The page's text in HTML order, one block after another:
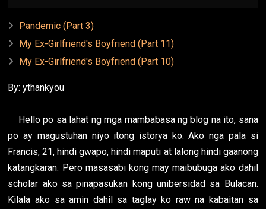
Pandemic (Part 3)
My Ex-Girlfriend's Boyfriend (Part 11)
My Ex-Girlfriend's Boyfriend (Part 10)
By: ythankyou
Hello po sa lahat ng mga mambabasa ng blog na ito, sana
po ay magustuhan niyo itong istorya ko. Ako nga pala si
Francis, 21, hindi gwapo, hindi maputi at lalong hindi gaanong
katangkaran. Pero masasabi kong may maibubuga ako dahil
scholar ako sa pinapasukan kong unibersidad sa Bulacan.
Kilala ako sa amin dahil sa taglay ko raw na kabaitan sa